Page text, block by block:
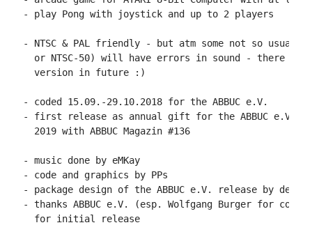
- play Pong with joystick and up to 2 players
- NTSC & PAL friendly - but atm some not so usual
or NTSC-50) will have errors in sound - there
  version in future :)
- coded 15.09.-29.10.2018 for the ABBUC e.V.
- first release as annual gift for the ABBUC e.V.
  2019 with ABBUC Magazin #136
- music done by eMKay
- code and graphics by PPs
- package design of the ABBUC e.V. release by des-
- thanks ABBUC e.V. (esp. Wolfgang Burger for
  for initial release